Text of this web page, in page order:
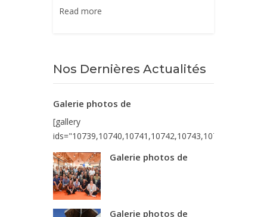
Read more
Nos Dernières Actualités
Galerie photos de
[gallery
Galerie photos de
Galerie photos de